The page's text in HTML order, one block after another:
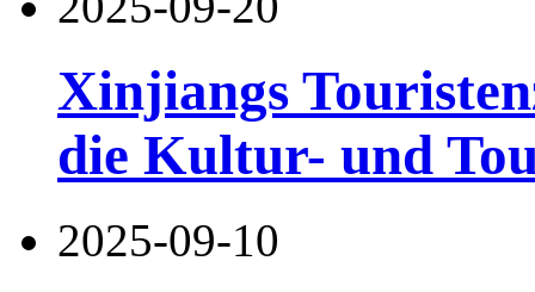
Xinjiangs
die Kultur- und
2025-09-10